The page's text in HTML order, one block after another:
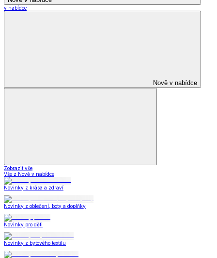
v nabídce
Nově v nabídce
Zobrazit vše
Vše z Nově v nabídce
Novinky z krása a zdraví
Novinky z oblečení, boty a doplňky
Novinky pro děti
Novinky z bytového textilu